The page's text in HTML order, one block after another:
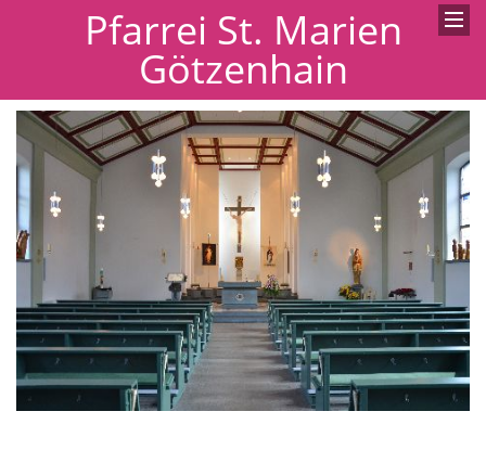
Pfarrei St. Marien
Götzenhain